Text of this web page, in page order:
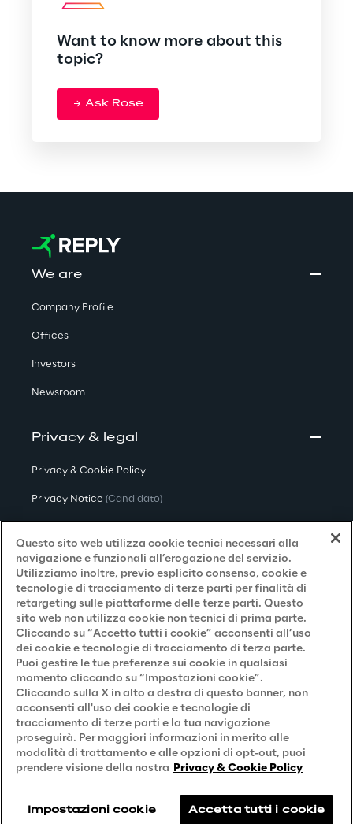
Want to know more about this
topic?
Ask Rose
We are
Company Profile
Offices
Investors
Newsroom
Privacy & legal
Privacy & Cookie Policy
Privacy Notice (Candidato)
Privacy Notice(Fornitore)
Privacy Notice (Marketing)
Accessibilità
Careers
Contacts
Reply © 2026
Questo sito web utilizza cookie tecnici necessari alla
navigazione e funzionali all’erogazione del servizio.
Utilizziamo inoltre, previo esplicito consenso, cookie e
tecnologie di tracciamento di terze parti per finalità di
retargeting sulle piattaforme delle terze parti. Questo
sito web non utilizza cookie non tecnici di prima parte.
Cliccando su “Accetto tutti i cookie” acconsenti all’uso
dei cookie e tecnologie di tracciamento di terza parte.
Puoi gestire le tue preferenze sui cookie in qualsiasi
momento cliccando su “Impostazioni cookie”.
Cliccando sulla X in alto a destra di questo banner, non
acconsenti all'uso dei cookie e tecnologie di
tracciamento di terze parti e la tua navigazione
proseguirà. Per maggiori informazioni in merito alle
modalità di trattamento e alle opzioni di opt-out, puoi
prendere visione della nostra Privacy & Cookie Policy
Impostazioni cookie Accetta tutti i cookie